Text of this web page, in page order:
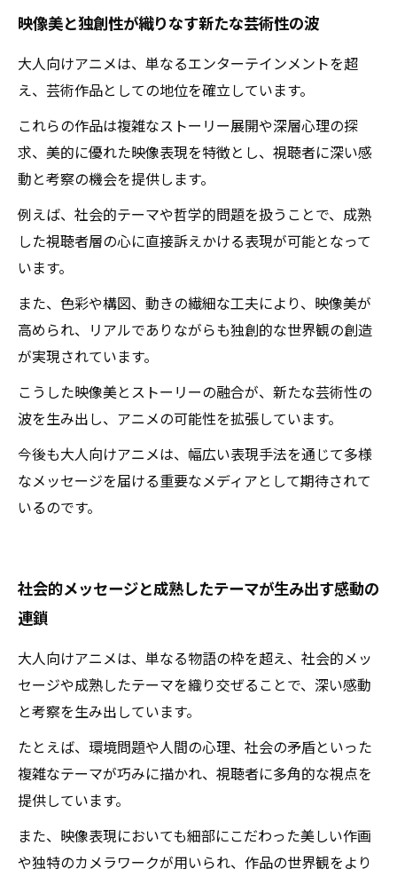
映像美と独創性が織りなす新たな芸術性の波
大人向けアニメは、単なるエンターテインメントを超
え、芸術作品としての地位を確立しています。
これらの作品は複雑なストーリー展開や深層心理の探
求、美的に優れた映像表現を特徴とし、視聴者に深い感
動と考察の機会を提供します。
例えば、社会的テーマや哲学的問題を扱うことで、成熟
した視聴者層の心に直接訴えかける表現が可能となって
います。
また、色彩や構図、動きの繊細な工夫により、映像美が
高められ、リアルでありながらも独創的な世界観の創造
が実現されています。
こうした映像美とストーリーの融合が、新たな芸術性の
波を生み出し、アニメの可能性を拡張しています。
今後も大人向けアニメは、幅広い表現手法を通じて多様
なメッセージを届ける重要なメディアとして期待されて
いるのです。
社会的メッセージと成熟したテーマが生み出す感動の
連鎖
大人向けアニメは、単なる物語の枠を超え、社会的メッ
セージや成熟したテーマを織り交ぜることで、深い感動
と考察を生み出しています。
たとえば、環境問題や人間の心理、社会の矛盾といった
複雑なテーマが巧みに描かれ、視聴者に多角的な視点を
提供しています。
また、映像表現においても細部にこだわった美しい作画
や独特のカメラワークが用いられ、作品の世界観をより